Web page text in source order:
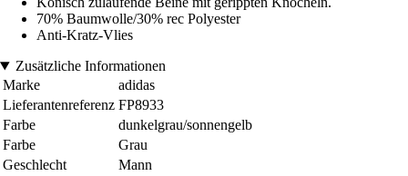
70% Baumwolle/30% rec Polyester
Anti-Kratz-Vlies
Zusätzliche Informationen
Marke
adidas
Lieferantenreferenz FP8933
Farbe
dunkelgrau/sonnengelb
Farbe
Grau
Geschlecht
Mann